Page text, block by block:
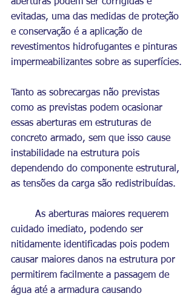
evitadas, uma das medidas de proteção
e conservação é a aplicação de
revestimentos hidrofugantes e pinturas
impermeabilizantes sobre as superfícies.
Tanto as sobrecargas não previstas
como as previstas podem ocasionar
essas aberturas em estruturas de
concreto armado, sem que isso cause
instabilidade na estrutura pois
dependendo do componente estrutural,
as tensões da carga são redistribuídas.
cuidado imediato, podendo ser
nitidamente identificadas pois podem
causar maiores danos na estrutura por
permitirem facilmente a passagem de
água até a armadura causando